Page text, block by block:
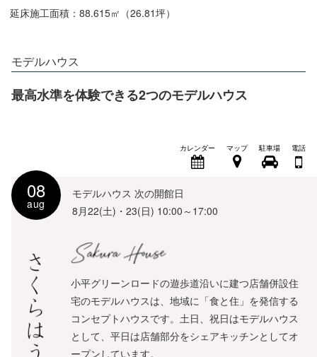
延床施工面積：88.615㎡（26.81坪）
モデルハウス
最高水準を体験できる2つのモデルハウス
08
aug
カレンダー マップ 駐車場 電話
モデルハウス 次の開館日
8月22(土)・23(日) 10:00～17:00
小平グリーンロードの遊歩道沿いに建つ店舗併設住
宅のモデルハウスは、地域に「食と住」を発信する
コンセプトハウスです。土日、祝日はモデルハウス
として、平日は店舗部分をシェアキッチンとしてオ
ープンしています。